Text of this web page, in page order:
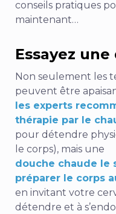
conseils pratiques
maintenant…
Essayez
Non seulement les
peuvent être
les experts
thérapie par le
pour détendre
le corps), mais une
douche chaude le
préparer le corps
en invitant votre
détendre et à